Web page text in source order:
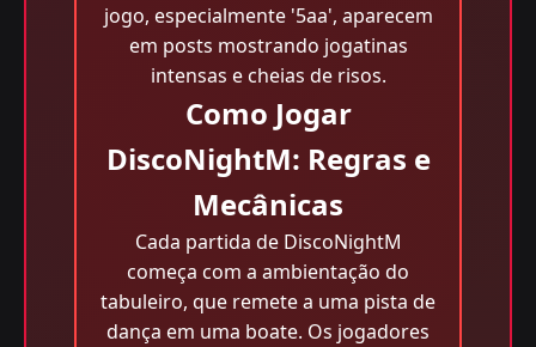
jogo, especialmente '5aa', aparecem
em posts mostrando jogatinas
intensas e cheias de risos.
Como Jogar
DiscoNightM: Regras e
Mecânicas
Cada partida de DiscoNightM
começa com a ambientação do
tabuleiro, que remete a uma pista de
dança em uma boate. Os jogadores